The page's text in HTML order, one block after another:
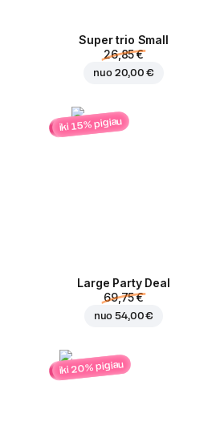
Super trio Small
26,85 €
nuo 20,00 €
iki 15% pigiau
Large Party Deal
69,75 €
nuo54,00 €
iki 20% pigiau